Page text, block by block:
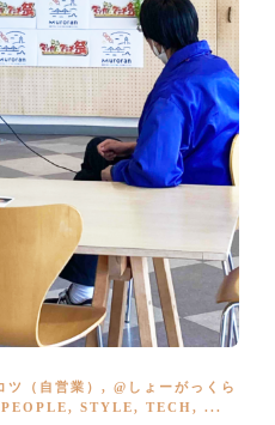
ツ（自営業） , @しょーがっくら
PEOPLE, STYLE, TECH, ...